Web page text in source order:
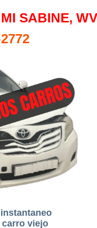
SABINE, WV
carro viejo